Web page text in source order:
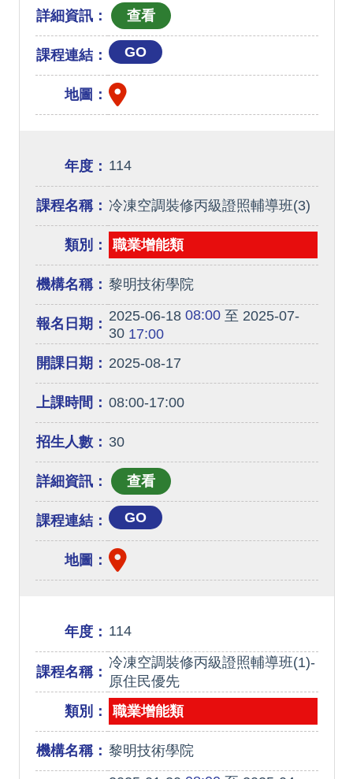
詳細資訊：
課程連結： GO
地圖：
年度： 114
課程名稱： 冷凍空調裝修丙級證照輔導班(3)
類別： 職業增能類
機構名稱： 黎明技術學院
報名日期： 2025-06-1808:00至 2025-07-
3017:00
開課日期： 2025-08-17
上課時間： 08:00-17:00
招生人數： 30
詳細資訊：
課程連結： GO
地圖：
年度： 114
課程名稱：
冷凍空調裝修丙級證照輔導班(1)-
原住民優先
類別：
職業增能類
機構名稱： 黎明技術學院